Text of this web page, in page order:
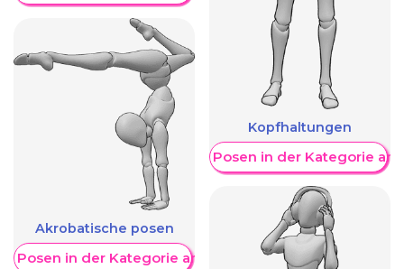
Akrobatische posen
Posen in der Kategorie anzeigen
Kopfhaltungen
Weitere Posen in der Kategorie